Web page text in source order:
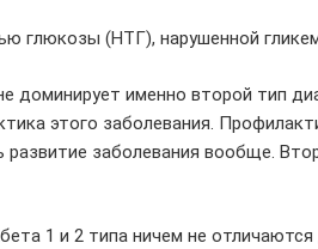
глюкозы (НТГ), нарушенной
доминирует именно второй тип
этого заболевания.
заболевания вообще.
1 и 2 типа ничем не